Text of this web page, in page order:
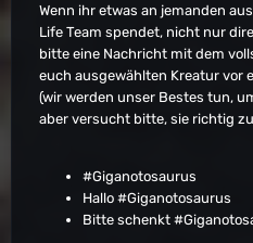
Wenn ihr etwas an jemanden
Life Team spendet, nicht nur
bitte eine Nachricht mit dem
euch ausgewählten Kreatur vor
(wir werden unser Bestes tun,
aber versucht bitte, sie richtig
#Giganotosaurus
Hallo #Giganotosaurus
Bitte schenkt